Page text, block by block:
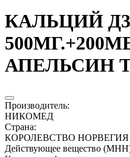
КАЛЬЦИЙ
АПЕЛЬСИН
Производитель:
НИКОМЕД
Страна:
КОРОЛЕВСТВО НОРВЕГИЯ
Действующее вещество